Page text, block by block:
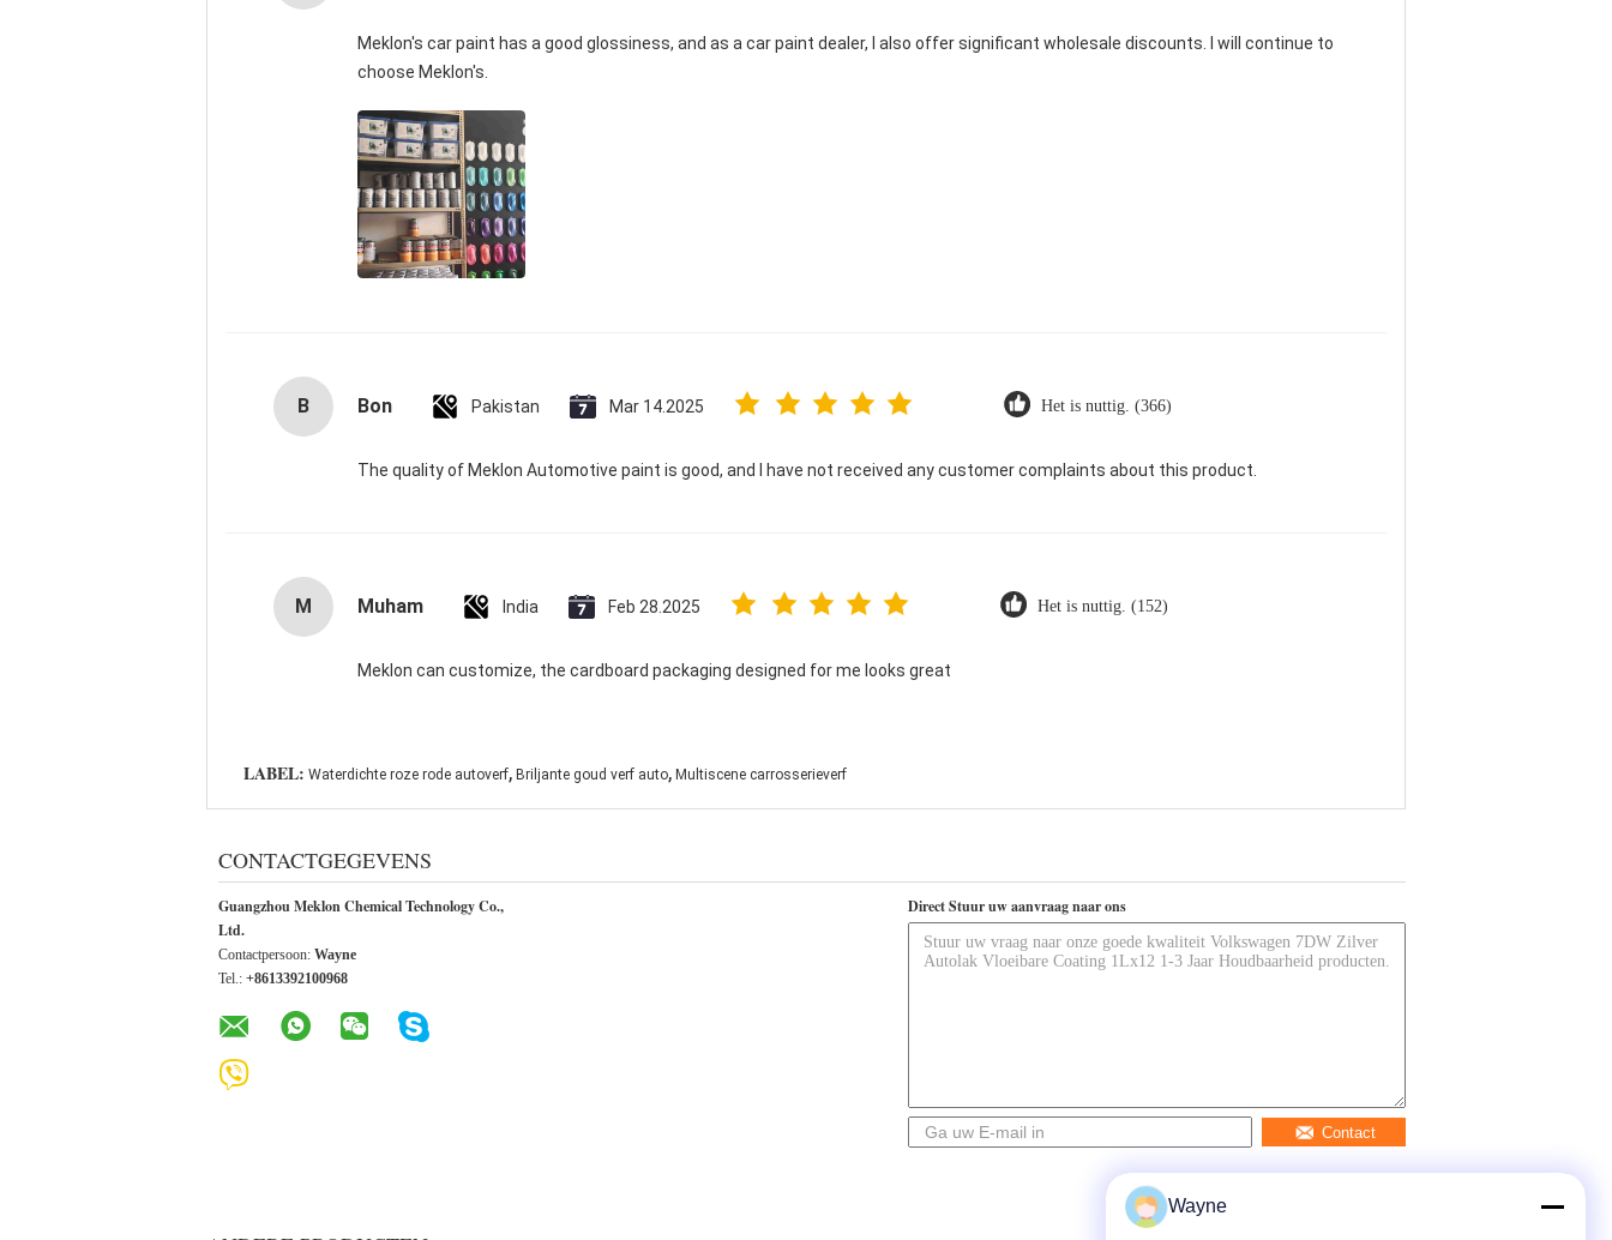
Meklon's car paint has a good glossiness, and as a car paint dealer, I also offer significant wholesale discounts. I will continue to
choose Meklon's.
B Bon Pakistan Mar 14.2025 Het is nuttig. (366)
The quality of Meklon Automotive paint is good, and I have not received any customer complaints about this product.
M Muham India Feb 28.2025 Het is nuttig. (152)
Meklon can customize, the cardboard packaging designed for me looks great
LABEL: Waterdichte roze rode autoverf, Briljante goud verf auto, Multiscene carrosserieverf
CONTACTGEGEVENS
Guangzhou Meklon Chemical Technology Co.,
Ltd.
Contactpersoon: Wayne
Tel.: +8613392100968
Direct Stuur uw aanvraag naar ons
Contact
Wayne